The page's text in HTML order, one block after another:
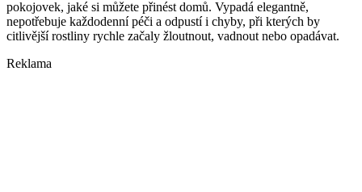
pokojovek, jaké si můžete přinést domů. Vypadá elegantně,
nepotřebuje každodenní péči a odpustí i chyby, při kterých by
citlivější rostliny rychle začaly žloutnout, vadnout nebo opadávat.
Reklama